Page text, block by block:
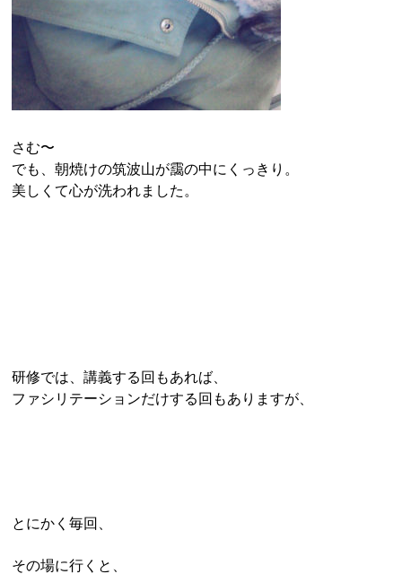
さむ〜
でも、朝焼けの筑波山が靄の中にくっきり。
美しくて心が洗われました。
研修では、講義する回もあれば、
ファシリテーションだけする回もありますが、
とにかく毎回、
その場に行くと、